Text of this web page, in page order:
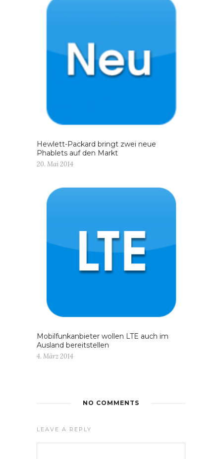
Hewlett-Packard bringt zwei neue
Phablets auf den Markt
20. Mai 2014
Mobilfunkanbieter wollen LTE auch im
Ausland bereitstellen
4. März 2014
NO COMMENTS
LEAVE A REPLY